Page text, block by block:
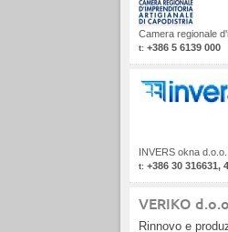
Camera regionale
t: +386 5 6139 000
INVERS okna
t: +386 30 316631,
VERIKO
Rinnovo e